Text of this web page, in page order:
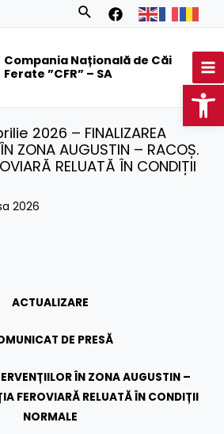
Search
Compania Națională de Căi
Ferate ”CFR” – SA
2026 – FINALIZAREA
ÎN ZONA AUGUSTIN – RACOȘ.
RELUATĂ ÎN CONDIȚII
2026
ACTUALIZARE
DE PRESĂ
ÎN ZONA AUGUSTIN –
FEROVIARĂ RELUATĂ ÎN CONDIȚII
NORMALE